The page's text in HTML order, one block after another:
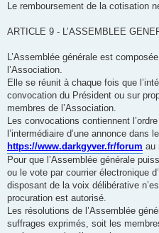
Le remboursement de la cotisation
ARTICLE 9 - L’ASSEMBLEE
L’Assemblée générale est
l’Association.
Elle se réunit à chaque fois que
convocation du Président ou sur
membres de l’Association.
Les convocations contiennent
l’intermédiaire d’une annonce dans
https://www.darkgyver.fr/forum au
Pour que l’Assemblée générale
ou le vote par courrier électronique
disposant de la voix délibérative
procuration est autorisé.
Les résolutions de l’Assemblée
suffrages exprimés, soit les